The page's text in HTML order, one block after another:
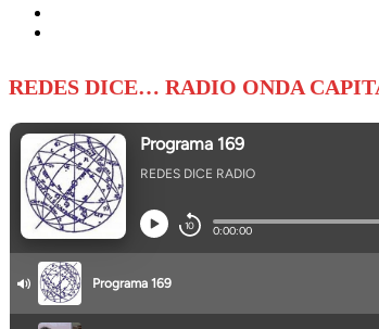
REDES DICE… RADIO ONDA